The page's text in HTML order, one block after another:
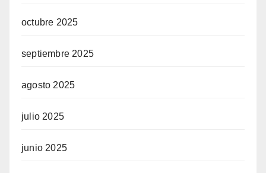
octubre 2025
septiembre 2025
agosto 2025
julio 2025
junio 2025